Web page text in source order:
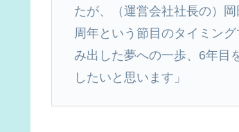
たが、（運営会社社長の）
周年という節目のタイミン
み出した夢への一歩、6年目
したいと思います」